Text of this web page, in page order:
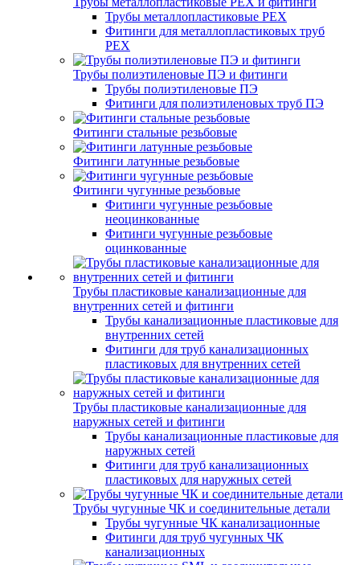
Трубы металлопластиковые PEX
Фитинги для металлопластиковых труб
PEX
Трубы полиэтиленовые ПЭ и фитинги
Трубы полиэтиленовые ПЭ
Фитинги для полиэтиленовых труб ПЭ
Фитинги стальные резьбовые
Фитинги латунные резьбовые
Фитинги чугунные резьбовые
Фитинги чугунные резьбовые
неоцинкованные
Фитинги чугунные резьбовые
оцинкованные
Трубы пластиковые канализационные для
внутренних сетей и фитинги
Трубы канализационные пластиковые для
внутренних сетей
Фитинги для труб канализационных
пластиковых для внутренних сетей
Трубы пластиковые канализационные для
наружных сетей и фитинги
Трубы канализационные пластиковые для
наружных сетей
Фитинги для труб канализационных
пластиковых для наружных сетей
Трубы чугунные ЧК и соединительные детали
Трубы чугунные ЧК канализационные
Фитинги для труб чугунных ЧК
канализационных